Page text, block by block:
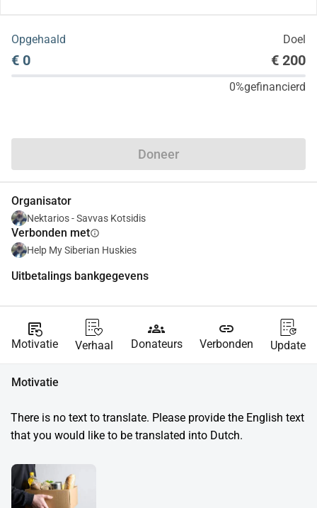
Opgehaald Doel
€ 0 € 200
0%gefinancierd
Doneer
Organisator
Nektarios - Savvas Kotsidis
Verbonden metinfo
Help My Siberian Huskies
Uitbetalings bankgegevens
source_notes
Motivatie Verhaal
groups
Donateurs
link
Verbonden Update
Motivatie
There is no text to translate. Please provide the English text
that you would like to be translated into Dutch.